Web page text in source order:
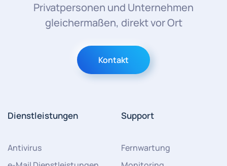
Privatpersonen und Unternehmen
gleichermaßen, direkt vor Ort
Kontakt
Dienstleistungen
Antivirus
Support
Fernwartung